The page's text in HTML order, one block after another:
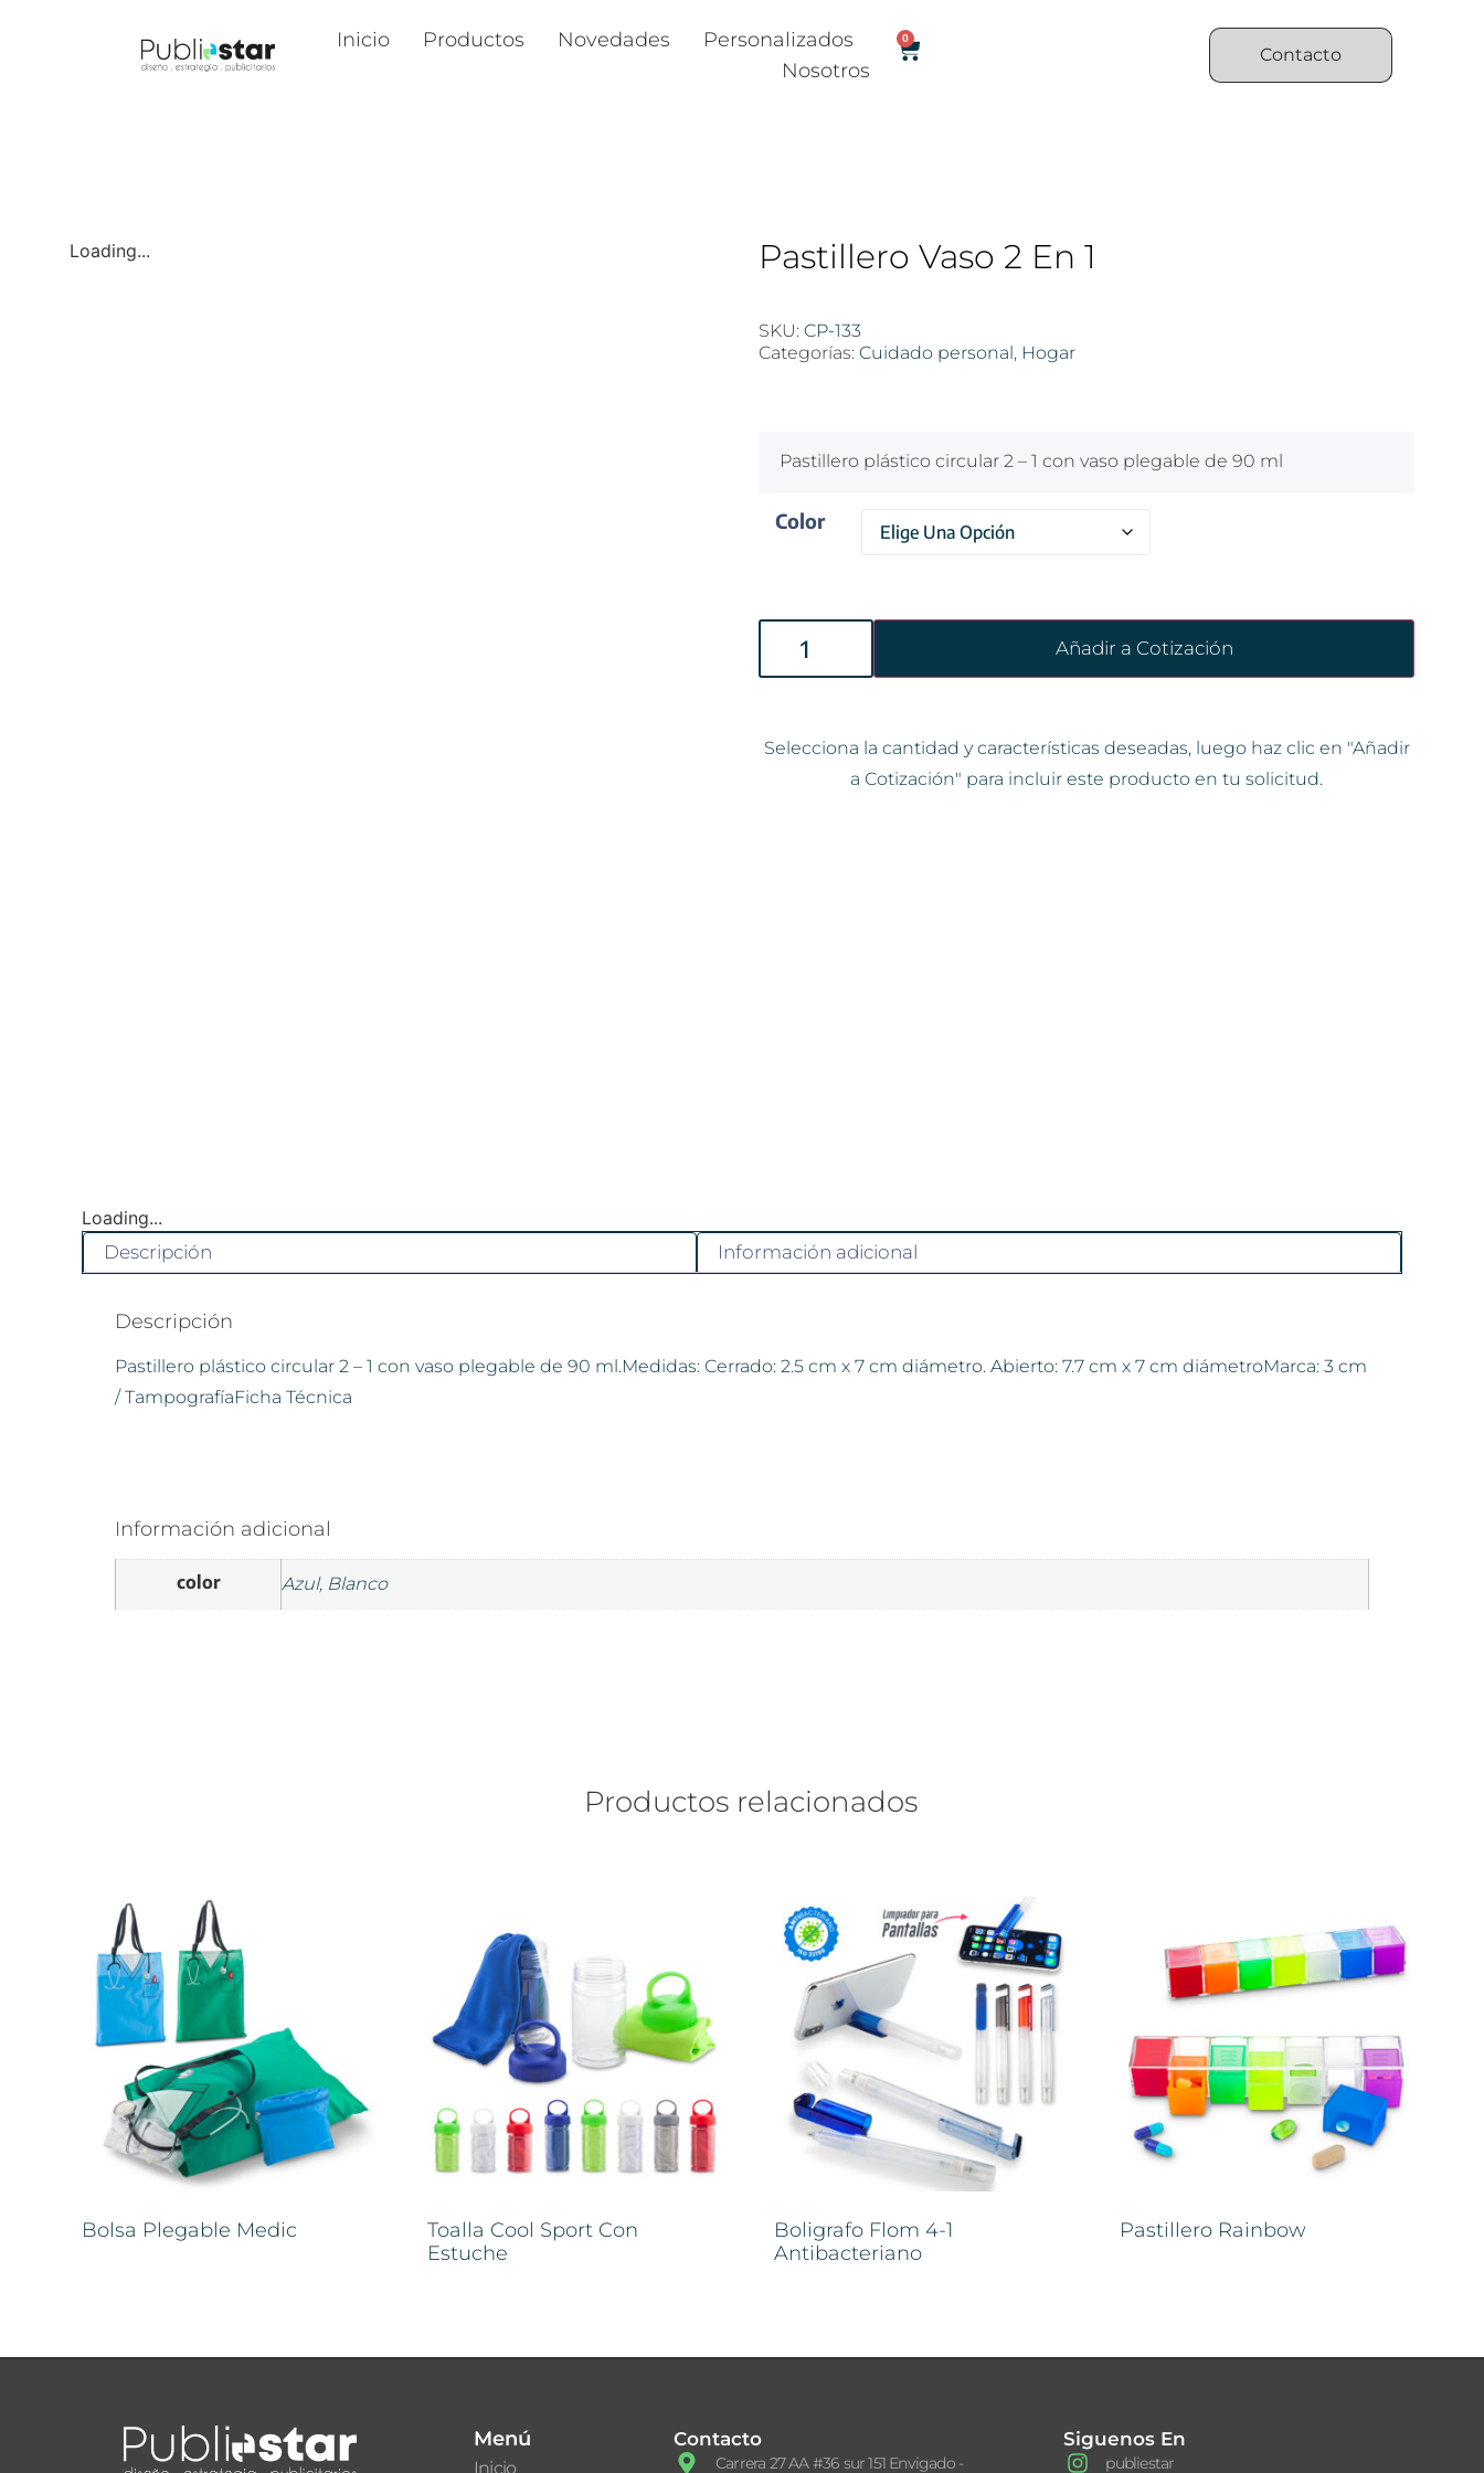
Inicio Productos Novedades
Personalizados
Nosotros
0
Contacto
Loading... Pastillero Vaso 2 En 1
SKU: CP-133
Categorías: Cuidado personal , Hogar
Pastillero plástico circular 2 – 1 con vaso plegable de 90 ml
Color
Añadir a Cotización
Selecciona la cantidad y características deseadas, luego haz clic en "Añadir
a Cotización" para incluir este producto en tu solicitud.
Loading...
Descripción
Información adicional
Descripción
Pastillero plástico circular 2 – 1 con vaso plegable de 90 ml.Medidas: Cerrado: 2.5 cm x 7 cm diámetro. Abierto: 7.7 cm x 7 cm diámetroMarca: 3 cm
/ TampografíaFicha Técnica
Información adicional
color Azul, Blanco
Productos relacionados
Bolsa Plegable Medic
Toalla Cool Sport Con
Estuche
Boligrafo Flom 4-1
Antibacteriano
Pastillero Rainbow
Menú
Inicio
Contacto
Carrera 27 AA #36 sur 151 Envigado -
Siguenos En
publiestar